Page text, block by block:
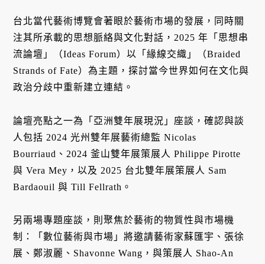
台北當代藝術博覽會著眼於藝術市場的發展，同時關
注其所承載的思想脈絡與文化對話，2025 年「思想串
流論壇」（Ideas Forum）以「緣線交織」（Braided
Strands of Fate）為主題，探討當今世界如何在文化與
政治分歧中重新建立連結。
論壇亮點之一為「亞洲雙年展現況」座談，確認與談
人包括 2024 光州雙年展藝術總監 Nicolas
Bourriaud、2024 釜山雙年展策展人 Philippe Pirotte
與 Vera Mey，以及 2025 台北雙年展策展人 Sam
Bardaouil 與 Till Fellrath。
另兩場專題座談，則聚焦於藝術的物質性與市場機
制：「數位藝術與市場」將邀請藝術家蘇匯宇、張徐
展、鄭淑麗、Shavonne Wang，與策展人 Shao-An